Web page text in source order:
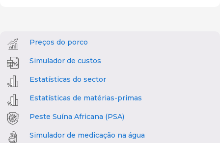
Preços do porco
Simulador de custos
Estatísticas do sector
Estatísticas de matérias-primas
Peste Suína Africana (PSA)
Simulador de medicação na água